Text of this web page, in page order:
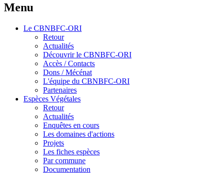
Menu
Le CBNBFC-ORI
Retour
Actualités
Découvrir le CBNBFC-ORI
Accès / Contacts
Dons / Mécénat
L'équipe du CBNBFC-ORI
Partenaires
Espèces Végétales
Retour
Actualités
Enquêtes en cours
Les domaines d'actions
Projets
Les fiches espèces
Par commune
Documentation